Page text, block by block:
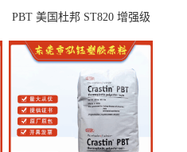
PBT 美国杜邦 ST820 增强级